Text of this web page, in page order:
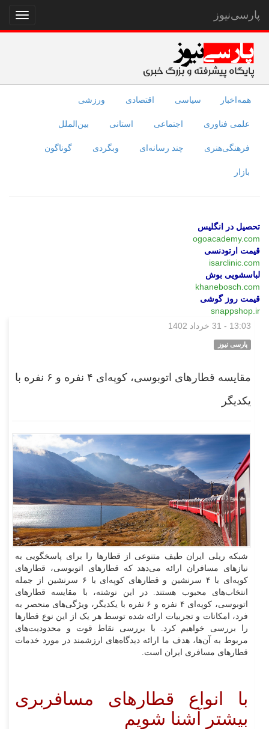
نمایش
منو
پارسی‌نیوز
همه‌اخبار سیاسی اقتصادی ورزشی
علمی فناوری اجتماعی استانی بین‌الملل
فرهنگی‌هنری چند رسانه‌ای وبگردی گوناگون
بازار
تحصیل در انگلیس
ogoacademy.com
قیمت ارتودنسی
isarclinic.com
لباسشویی بوش
khanebosch.com
قیمت روز گوشی
snappshop.ir
13:03 - 31 خرداد 1402
پارسی نیوز
مقایسه قطارهای اتوبوسی، کوپه‌ای ۴ نفره و ۶ نفره با
یکدیگر
شبکه ریلی ایران طیف متنوعی از قطارها را برای پاسخگویی به
نیازهای مسافران ارائه می‌دهد که قطارهای اتوبوسی، قطارهای
کوپه‌ای با ۴ سرنشین و قطارهای کوپه‌ای با ۶ سرنشین از جمله
انتخاب‌های محبوب هستند. در این نوشته، با مقایسه قطارهای
اتوبوسی، کوپه‌ای ۴ نفره و ۶ نفره با یکدیگر، ویژگی‌های منحصر به
فرد، امکانات و تجربیات ارائه شده توسط هر یک از این نوع قطارها
را بررسی خواهیم کرد. با بررسی نقاط قوت و محدودیت‌های
مربوط به آن‌ها، هدف ما ارائه دیدگاه‌های ارزشمند در مورد خدمات
قطارهای مسافری ایران است.
با انواع قطارهای مسافربری
بیشتر آشنا شویم